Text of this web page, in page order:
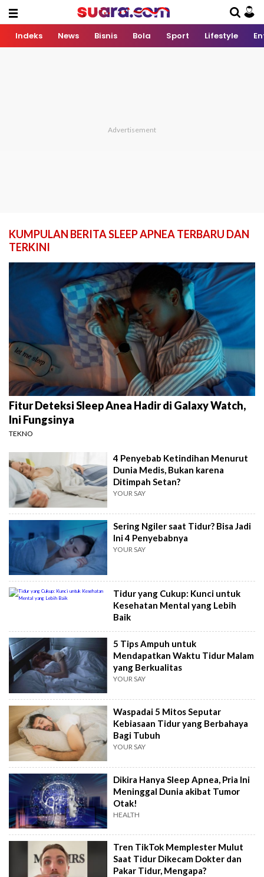
Indeks News Bisnis Bola Sport Lifestyle
KUMPULAN BERITA SLEEP APNEA TERBARU DAN
TERKINI
Fitur Deteksi Sleep Anea Hadir di Galaxy Watch,
Ini Fungsinya
TEKNO
4 Penyebab Ketindihan Menurut
Dunia Medis, Bukan karena
Ditimpah Setan?
YOUR SAY
Sering Ngiler saat Tidur? Bisa Jadi
Ini 4 Penyebabnya
YOUR SAY
Tidur yang Cukup: Kunci untuk
Kesehatan Mental yang Lebih
Baik
5 Tips Ampuh untuk
Mendapatkan Waktu Tidur Malam
yang Berkualitas
YOUR SAY
Waspadai 5 Mitos Seputar
Kebiasaan Tidur yang Berbahaya
Bagi Tubuh
YOUR SAY
Dikira Hanya Sleep Apnea, Pria Ini
Meninggal Dunia akibat Tumor
Otak!
HEALTH
Tren TikTok Memplester Mulut
Saat Tidur Dikecam Dokter dan
Pakar Tidur, Mengapa?